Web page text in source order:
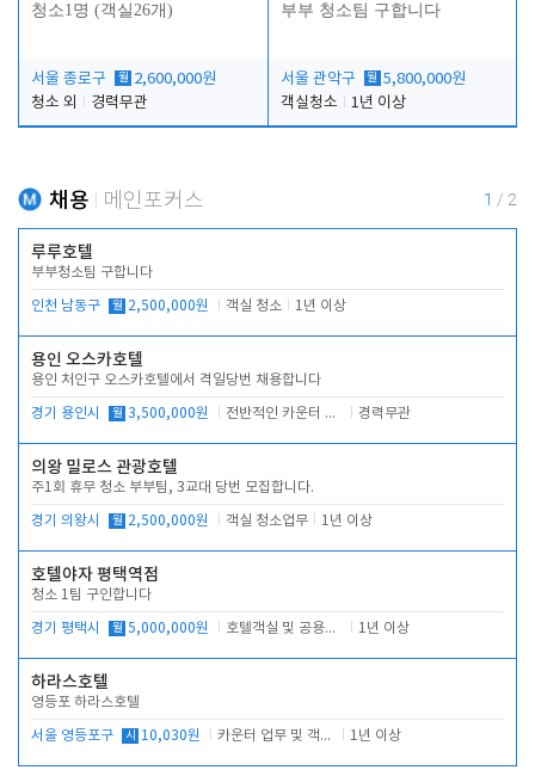
청소1명 (객실26개)
서울 종로구 월 2,600,000원
청소 외
경력무관
부부 청소팀 구합니다
서울 관악구 월 5,800,000원
객실청소
1년 이상
채용 메인포커스 1 / 2
루루호텔
부부청소팀 구합니다
인천 남동구 월 2,500,000원 객실 청소 1년 이상
용인 오스카호텔
용인 처인구 오스카호텔에서 격일당번 채용합니다
경기 용인시 월 3,500,000원 전반적인 카운터 업무 경력무관
의왕 밀로스 관광호텔
주1회 휴무 청소 부부팀, 3교대 당번 모집합니다.
경기 의왕시 월 2,500,000원 객실 청소업무 1년 이상
호텔야자 평택역점
청소 1팀 구인합니다
경기 평택시 월 5,000,000원 호텔객실 및 공용시설 청소 관리 1년 이상
하라스호텔
영등포 하라스호텔
서울 영등포구 시 10,030원 카운터 업무 및 객실관리(청소상태 확인, 객실판매) 1년 이상